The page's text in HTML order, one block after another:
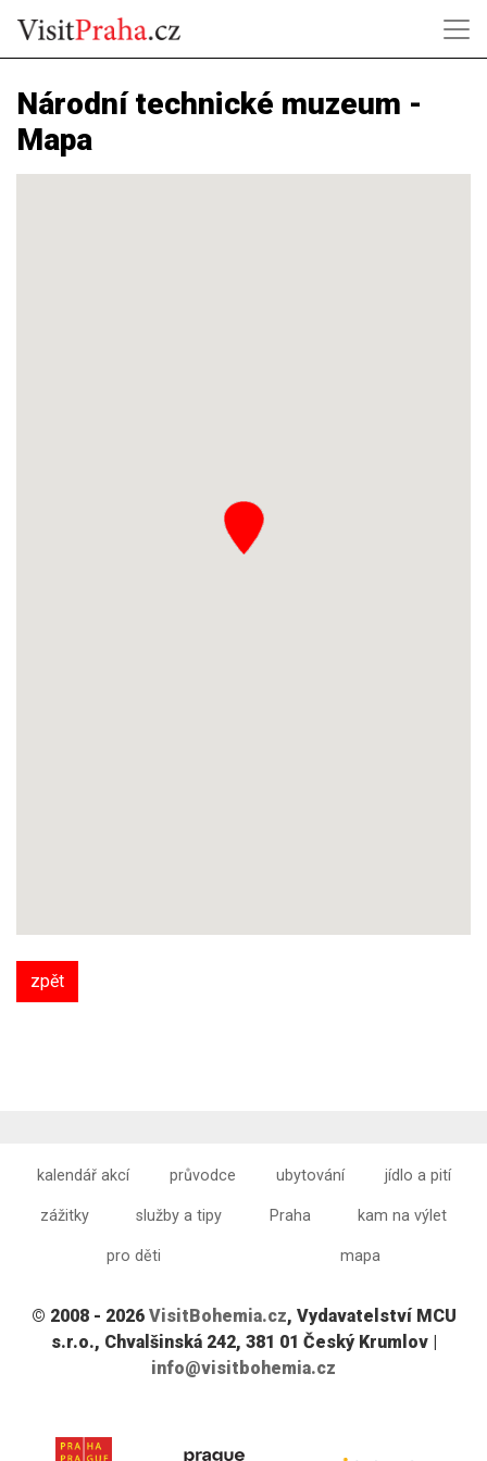
Národní technické muzeum -
Mapa
zpět
kalendář akcí průvodce ubytování jídlo a pití
zážitky služby a tipy Praha kam na výlet
pro děti mapa
© 2008 - 2026 VisitBohemia.cz, Vydavatelství MCU
s.r.o., Chvalšinská 242, 381 01 Český Krumlov |
info@visitbohemia.cz